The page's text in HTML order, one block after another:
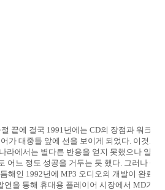
끝에 결국 1991년에는 CD의 장점과 워크맨
가 대중들 앞에 선을 보이게 되었다. 이것도
라에서는 별다른 반응을 얻지 못했으나 일본
어느 정도 성공을 거두는 듯 했다. 그러나 애
해인 1992년에 MP3 오디오의 개발이 완료되
언을 통해 휴대용 플레이어 시장에서 MD가